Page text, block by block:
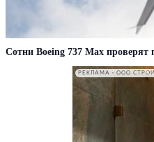
Сотни Boeing 737 Max проверят